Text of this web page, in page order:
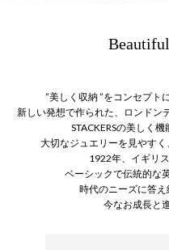
”美しく収納 ”をコンセプト
新しい発想で作られた、ロンドン
STACKERSの美しく
大切なジュエリーを見やすく
1922年、イギリ
ベーシックで伝統的な
時代のニーズに答え
今なお成長と